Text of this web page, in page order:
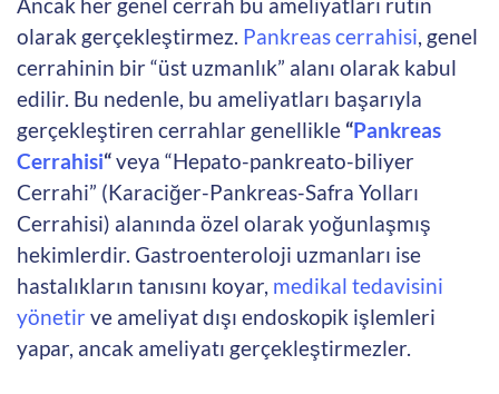
Ancak her genel cerrah bu ameliyatları rutin
olarak gerçekleştirmez. Pankreas cerrahisi, genel
cerrahinin bir “üst uzmanlık” alanı olarak kabul
edilir. Bu nedenle, bu ameliyatları başarıyla
gerçekleştiren cerrahlar genellikle “Pankreas
Cerrahisi“veya “Hepato-pankreato-biliyer
Cerrahi” (Karaciğer-Pankreas-Safra Yolları
Cerrahisi) alanında özel olarak yoğunlaşmış
hekimlerdir. Gastroenteroloji uzmanları ise
hastalıkların tanısını koyar, medikal tedavisini
yönetir ve ameliyat dışı endoskopik işlemleri
yapar, ancak ameliyatı gerçekleştirmezler.